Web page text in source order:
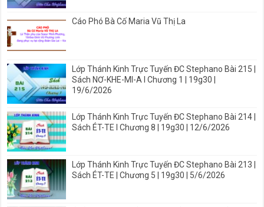
Cáo Phó Bà Cố Maria Vũ Thị La
Lớp Thánh Kinh Trực Tuyến ĐC Stephano Bài 215 |
Sách NƠ-KHE-MI-A I Chương 1 | 19g30 |
19/6/2026
Lớp Thánh Kinh Trực Tuyến ĐC Stephano Bài 214 |
Sách ÉT-TE I Chương 8 | 19g30 | 12/6/2026
Lớp Thánh Kinh Trực Tuyến ĐC Stephano Bài 213 |
Sách ÉT-TE | Chương 5 | 19g30 | 5/6/2026